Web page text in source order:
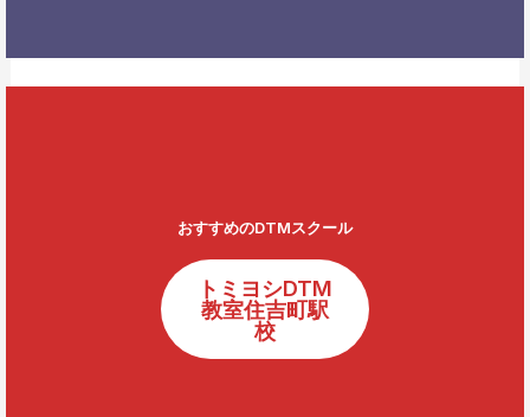
おすすめのDTMスクール
トミヨシDTM
教室住吉町駅
校